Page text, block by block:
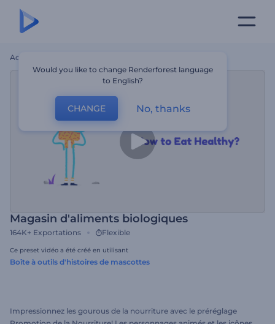
Accueil
Magasin d'aliments biologiques
164K+ Exportations Flexible
Ce preset vidéo a été créé en utilisant
Boîte à outils d'histoires de mascottes
Impressionnez les gourous de la nourriture avec le préréglage
Would you like to change Renderforest language
to English?
CHANGE No, thanks